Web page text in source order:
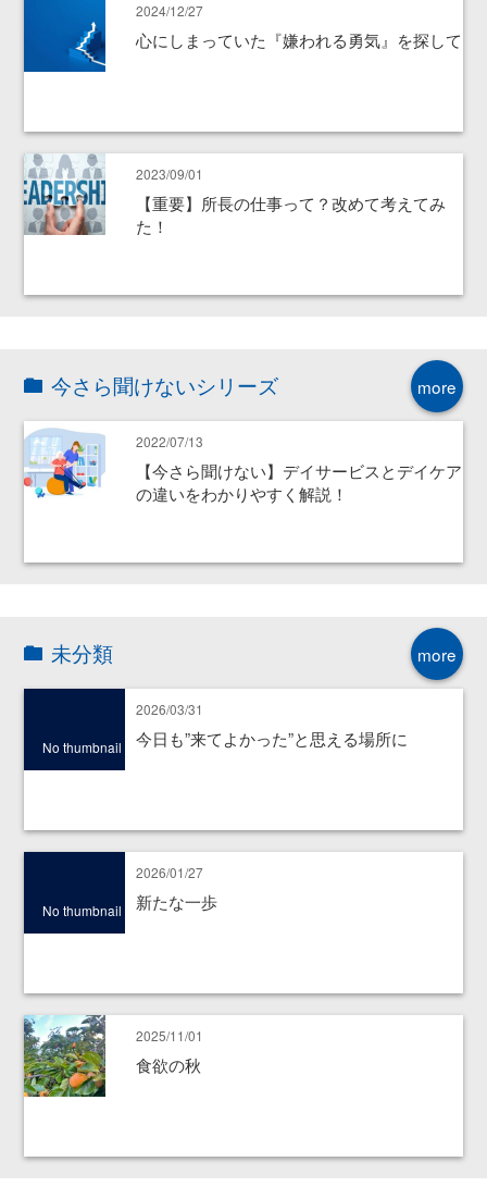
2024/12/27
心にしまっていた『嫌われる勇気』を探して
2023/09/01
【重要】所長の仕事って？改めて考えてみ
た！
more
今さら聞けないシリーズ
2022/07/13
【今さら聞けない】デイサービスとデイケア
の違いをわかりやすく解説！
more
未分類
No thumbnail
2026/03/31
今日も”来てよかった”と思える場所に
No thumbnail
2026/01/27
新たな一歩
2025/11/01
食欲の秋